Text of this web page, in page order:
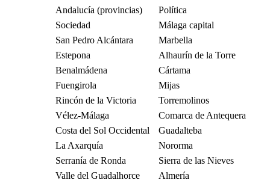
Andalucía (provincias)
Política
Sociedad
Málaga capital
San Pedro Alcántara
Marbella
Estepona
Alhaurín de la Torre
Benalmádena
Cártama
Fuengirola
Mijas
Rincón de la Victoria
Torremolinos
Vélez-Málaga
Comarca de Antequera
Costa del Sol Occidental
Guadalteba
La Axarquía
Nororma
Serranía de Ronda
Sierra de las Nieves
Valle del Guadalhorce
Almería